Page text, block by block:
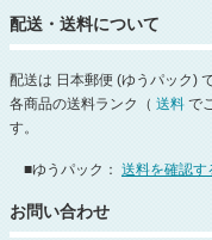
配送・送料について
配送は 日本郵便 (ゆうパック)
各商品の送料ランク（ 送料 で
す。
■ゆうパック： 送料を確認す
お問い合わせ